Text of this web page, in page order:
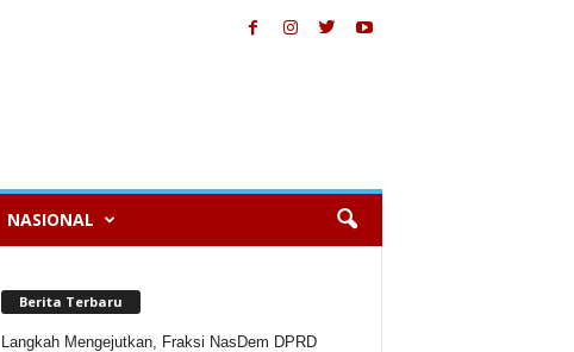
NASIONAL
Berita Terbaru
Langkah Mengejutkan, Fraksi NasDem DPRD